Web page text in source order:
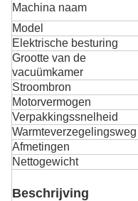
Machina naam
Model
Elektrische besturing
Grootte van de
vacuümkamer
Stroombron
Motorvermogen
Verpakkingssnelheid
Warmteverzegelingsweg
Afmetingen
Nettogewicht
Beschrijving